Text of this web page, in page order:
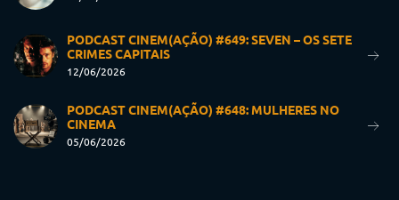
PODCAST CINEM(AÇÃO) #649: SEVEN – OS SETE
CRIMES CAPITAIS
12/06/2026
PODCAST CINEM(AÇÃO) #648: MULHERES NO
CINEMA
05/06/2026